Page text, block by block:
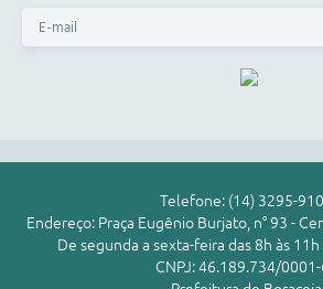
Telefone: (14) 3295-
Endereço: Praça Eugênio Burjato, n° 93 -
De segunda a sexta-feira das 8h às
CNPJ: 46.189.734/0001-